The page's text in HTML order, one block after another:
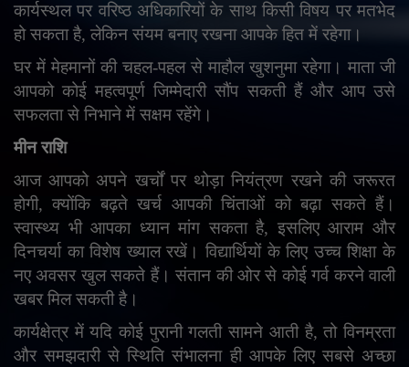
कार्यस्थल पर वरिष्ठ अधिकारियों के साथ किसी विषय पर मतभेद
हो सकता है, लेकिन संयम बनाए रखना आपके हित में रहेगा।
घर में मेहमानों की चहल-पहल से माहौल खुशनुमा रहेगा। माता जी
आपको कोई महत्वपूर्ण जिम्मेदारी सौंप सकती हैं और आप उसे
सफलता से निभाने में सक्षम रहेंगे।
मीन राशि
आज आपको अपने खर्चों पर थोड़ा नियंत्रण रखने की जरूरत
होगी,क्योंकि बढ़ते खर्च आपकी चिंताओं को बढ़ा सकते हैं।
स्वास्थ्य भी आपका ध्यान मांग सकता है, इसलिए आराम और
दिनचर्या का विशेष ख्याल रखें। विद्यार्थियों के लिए उच्च शिक्षा के
नए अवसर खुल सकते हैं। संतान की ओर से कोई गर्व करने वाली
खबर मिल सकती है।
कार्यक्षेत्र में यदि कोई पुरानी गलती सामने आती है,तो विनम्रता
और समझदारी से स्थिति संभालना ही आपके लिए सबसे अच्छा